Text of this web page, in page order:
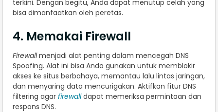
terkini. Dengan begitu, Anda dapat menutup celah yang
bisa dimanfaatkan oleh peretas.
4. Memakai Firewall
Firewallmenjadi alat penting dalam mencegah DNS
Spoofing. Alat ini bisa Anda gunakan untuk memblokir
akses ke situs berbahaya, memantau lalu lintas jaringan,
dan menyaring data mencurigakan. Aktifkan fitur DNS
filtering agar firewalldapat memeriksa permintaan dan
respons DNS.